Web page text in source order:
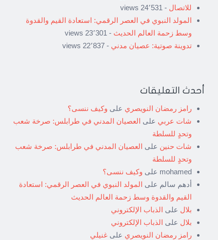
للاتصال - 24٬531 views
المولد النبوي في العصر الرقمي: استعادة القيم والقدوة
وسط زحمة العالم الحديث - 23٬301 views
تدوينة صوتية: عصيان مدني - 22٬837 views
أحدث التعليقات
رامز رمضان النويصري على وكيف ننسى؟
شات عربي على العصيان المدني في طرابلس: صرخة شعب
وتحدٍ للسلطة
شات حنين على العصيان المدني في طرابلس: صرخة شعب
وتحدٍ للسلطة
mohamed على وكيف ننسى؟
أدهم سالم على المولد النبوي في العصر الرقمي: استعادة
القيم والقدوة وسط زحمة العالم الحديث
بلال على الذباب الإلكتروني
بلال على الذباب الإلكتروني
رامز رمضان النويصري على غنيلي